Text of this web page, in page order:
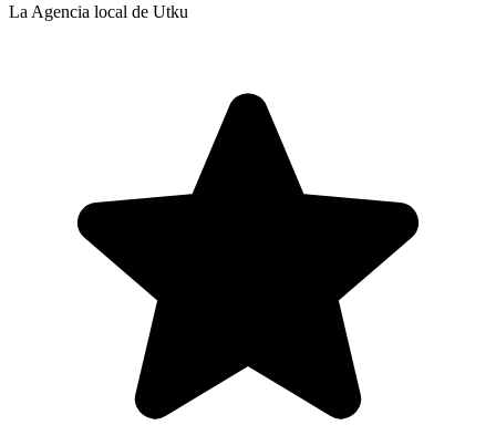
La Agencia local de Utku